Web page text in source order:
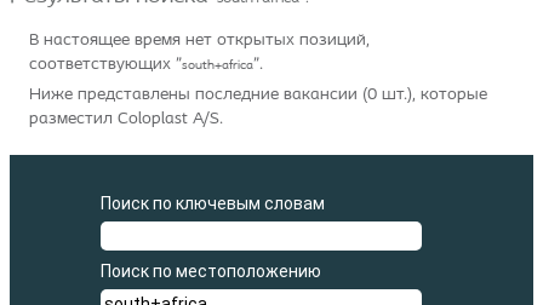
В настоящее время нет открытых позиций,
соответствующих "south+africa".
Ниже представлены последние вакансии (0 шт.), которые
разместил Coloplast A/S.
Поиск по ключевым словам
Поиск по местоположению